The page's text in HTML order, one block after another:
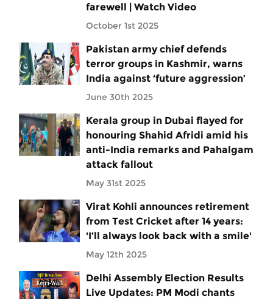
farewell | Watch Video
October 1st 2025
Pakistan army chief defends
terror groups in Kashmir, warns
India against ‘future aggression’
June 30th 2025
Kerala group in Dubai flayed for
honouring Shahid Afridi amid his
anti-India remarks and Pahalgam
attack fallout
May 31st 2025
Virat Kohli announces retirement
from Test Cricket after 14 years:
'I’ll always look back with a smile'
May 12th 2025
Delhi Assembly Election Results
Live Updates: PM Modi chants